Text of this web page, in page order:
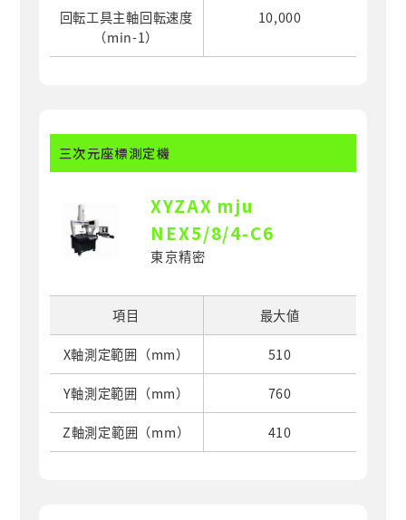
回転工具主軸回転速度
（min-1）
10,000
三次元座標測定機
XYZAX mju
NEX5/8/4-C6
東京精密
項目 最大値
X軸測定範囲（mm） 510
Y軸測定範囲（mm） 760
Z軸測定範囲（mm） 410